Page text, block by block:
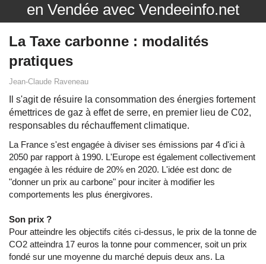
en Vendée avec Vendeeinfo.net
La Taxe carbonne : modalités
pratiques
Jean-Claude Raveneau
Il s'agit de résuire la consommation des énergies fortement
émettrices de gaz à effet de serre, en premier lieu de C02,
responsables du réchauffement climatique.
La France s'est engagée à diviser ses émissions par 4 d'ici à
2050 par rapport à 1990. L'Europe est également collectivement
engagée à les réduire de 20% en 2020. L'idée est donc de
"donner un prix au carbone" pour inciter à modifier les
comportements les plus énergivores.
Son prix ?
Pour atteindre les objectifs cités ci-dessus, le prix de la tonne de
CO2 atteindra 17 euros la tonne pour commencer, soit un prix
fondé sur une moyenne du marché depuis deux ans. La